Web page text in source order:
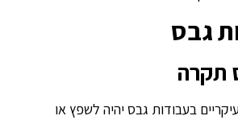
גבס
תקרה
בעבודות גבס יהיה לשפץ או